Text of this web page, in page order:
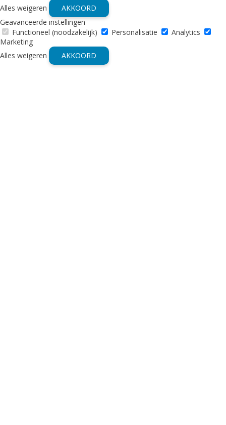
Alles weigeren
AKKOORD
Geavanceerde instellingen
Functioneel (noodzakelijk)
Personalisatie
Analytics
Marketing
Alles weigeren
AKKOORD